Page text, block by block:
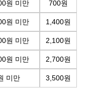
원 미만 700원
원 미만 1,400원
원 미만 2,100원
원 미만 2,700원
미만 3,500원